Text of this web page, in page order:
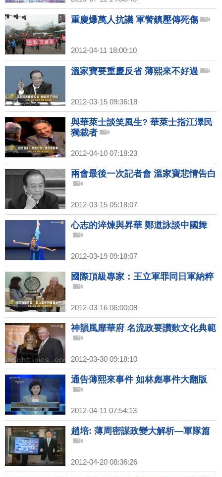
重慶爆萬人抗議 軍警鎮壓傳死傷
2012-04-11 18:00:10
溫家寶要重慶反省 薄熙來不好過
2012-03-15 09:36:18
與華萊士談笑風生? 華萊士指江澤民
獨裁者
2012-04-10 07:18:23
兩會最後一次記者會 溫家寶悲情告白
2012-03-15 05:18:07
心志的淬煉與昇華 鄭道詠談中國舞
2012-03-19 09:18:07
國際頂級專家：王立軍罪同日軍納粹
2012-03-16 06:00:08
神韻風靡華府 名流政要讚歎文化典範
2012-03-30 09:18:10
通告薄熙來事件 如林彪事件大翻版
2012-04-11 07:54:13
趙培: 薄周密謀政變大解析—軍隊篇
2012-04-20 08:36:26